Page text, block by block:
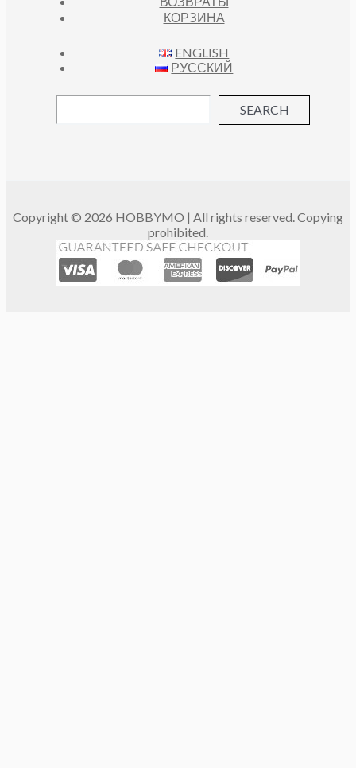
КОРЗИНА
ENGLISH
РУССКИЙ
SEARCH
Copyright © 2026 HOBBYMO | All rights reserved. Copying
prohibited.